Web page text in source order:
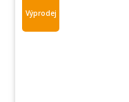
Výprodej